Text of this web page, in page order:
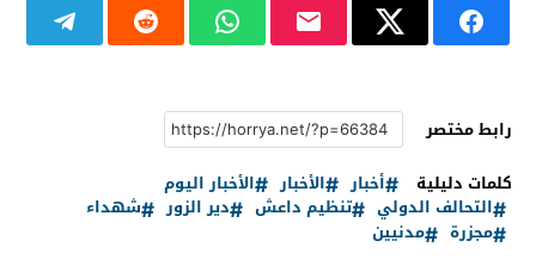
رابط مختصر
كلمات دليلية
أخبار الأخبار
الأخبار اليوم
التحالف الدولي
تنظيم داعش دير الزور
شهداء
مجزرة
مدنيين